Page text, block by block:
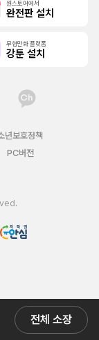
전체 소장
원스토어에서
완전판 설치
무협만화 플랫폼
강툰 설치
년보호정책
PC버전